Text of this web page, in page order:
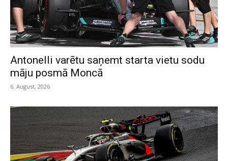
Antonelli varētu saņemt starta vietu sodu
māju posmā Moncā
6. August, 2026